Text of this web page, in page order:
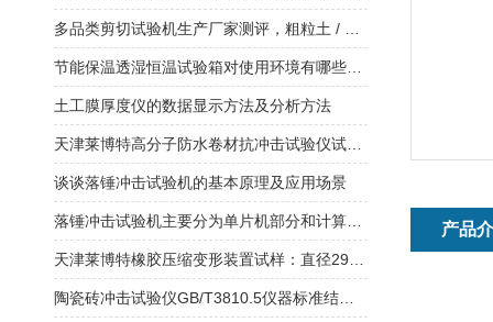
产品
土工膜厚度仪的数据显示方法及分析方法
谈谈落锤冲击试验机的基本原理及应用场景